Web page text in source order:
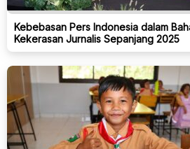
Kebebasan Pers Indonesia dalam
Kekerasan Jurnalis Sepanjang 2025